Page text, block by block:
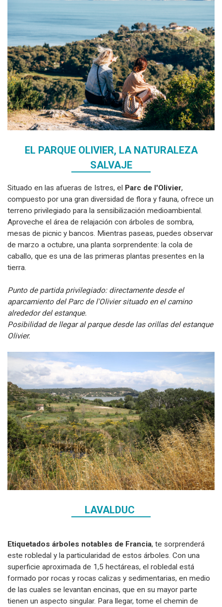
EL PARQUE OLIVIER, LA NATURALEZA
SALVAJE
Situado en las afueras de Istres, el Parc de l'Olivier,
compuesto por una gran diversidad de flora y fauna, ofrece un
terreno privilegiado para la sensibilización medioambiental.
Aproveche el área de relajación con árboles de sombra,
mesas de picnic y bancos. Mientras paseas, puedes observar
de marzo a octubre, una planta sorprendente: la cola de
caballo, que es una de las primeras plantas presentes en la
tierra.
Punto de partida privilegiado: directamente desde el
aparcamiento del Parc de l'Olivier situado en el camino
alrededor del estanque.
Posibilidad de llegar al parque desde las orillas del estanque
Olivier.
LAVALDUC
Etiquetados árboles notables de Francia, te sorprenderá
este robledal y la particularidad de estos árboles. Con una
superficie aproximada de 1,5 hectáreas, el robledal está
formado por rocas y rocas calizas y sedimentarias, en medio
de las cuales se levantan encinas, que en su mayor parte
tienen un aspecto singular. Para llegar, tome el chemin de